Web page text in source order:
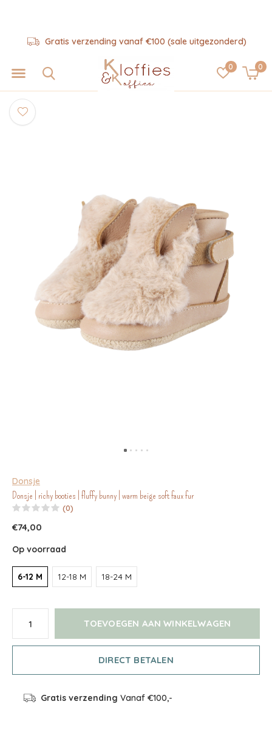
0 0
Gratis verzending vanaf €100 (sale uitgezonderd)
Donsje
Donsje | richy booties | fluffy bunny | warm beige soft faux fur
(0)
€74,00
Op voorraad
6-12 M 12-18 M 18-24 M
TOEVOEGEN AAN WINKELWAGEN
DIRECT BETALEN
Gratis verzending Vanaf €100,-